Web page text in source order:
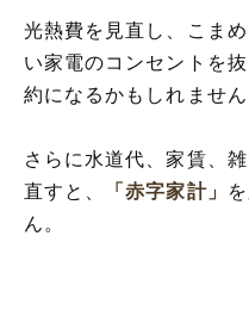
光熱費を見直し、こま
い家電のコンセントを
約になるかもしれません
さらに水道代、家賃、
直すと、
「赤字家計」
ん。